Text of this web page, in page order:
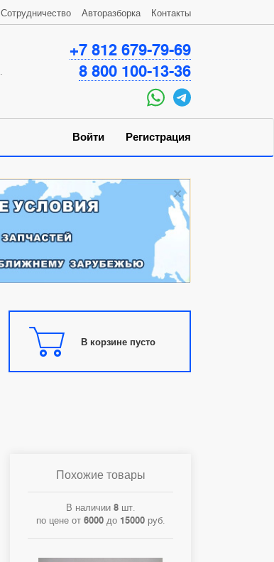
+7 812 679-79-69
8 800 100-13-36
Сотрудничество Авторазборка Контакты
Войти Регистрация
×
В корзине пусто
Похожие товары
В наличии 8шт.
по цене от 6000до 15000руб.